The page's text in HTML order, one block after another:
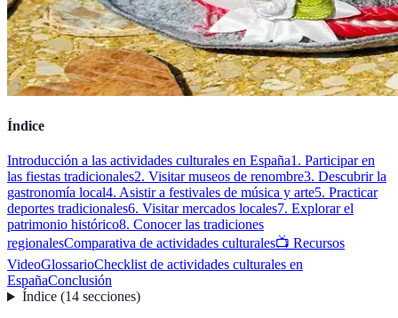
Índice
Introducción a las actividades culturales en España1. Participar en
las fiestas tradicionales2. Visitar museos de renombre3. Descubrir la
gastronomía local4. Asistir a festivales de música y arte5. Practicar
deportes tradicionales6. Visitar mercados locales7. Explorar el
patrimonio histórico8. Conocer las tradiciones
regionalesComparativa de actividades culturales📺 Recursos
VideoGlossarioChecklist de actividades culturales en
EspañaConclusión
Índice(14 secciones)